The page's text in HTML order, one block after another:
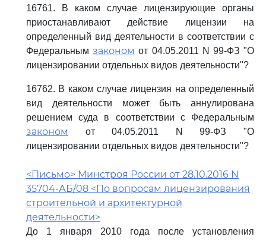
16761. В каком случае лицензирующие органы
приостанавливают действие лицензии на
определенный вид деятельности в соответствии с
Федеральнымзаконом от 04.05.2011 N 99-ФЗ "О
лицензировании отдельных видов деятельности"?
16762. В каком случае лицензия на определенный
вид деятельности может быть аннулирована
решением суда в соответствии с Федеральным
законом
от 04.05.2011 N 99-ФЗ "О
лицензировании отдельных видов деятельности"?
<Письмо> Минстроя России от 28.10.2016 N
35704-АБ/08 <По вопросам лицензирования
строительной и архитектурной
деятельности>
До 1 января 2010 года после установления